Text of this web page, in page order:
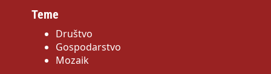
Teme
Društvo
Gospodarstvo
Mozaik